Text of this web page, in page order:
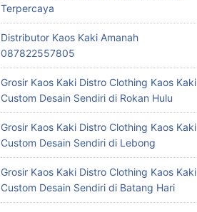
Terpercaya
Distributor Kaos Kaki Amanah
087822557805
Grosir Kaos Kaki Distro Clothing Kaos Kaki
Custom Desain Sendiri di Rokan Hulu
Grosir Kaos Kaki Distro Clothing Kaos Kaki
Custom Desain Sendiri di Lebong
Grosir Kaos Kaki Distro Clothing Kaos Kaki
Custom Desain Sendiri di Batang Hari